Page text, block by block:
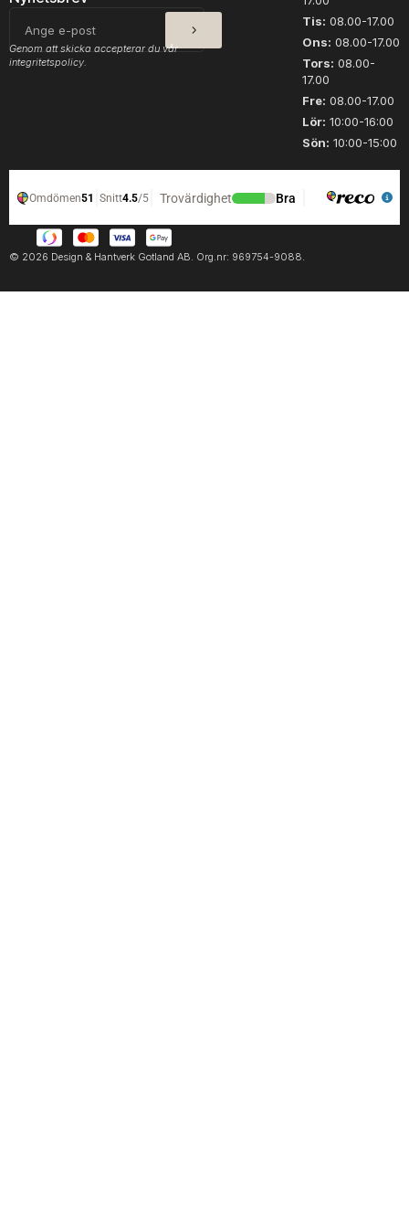
t
4
0
g
d
0
0
ä
n
g
post
SKICKA
Genom att skicka accepterar du vår
integritetspolicy.
Tis: 08.00-17.00
Ons: 08.00-17.00
Tors: 08.00-
17.00
Fre: 08.00-17.00
Lör: 10:00-16:00
Sön: 10:00-15:00
© 2026 Design & Hantverk Gotland AB. Org.nr: 969754-9088.